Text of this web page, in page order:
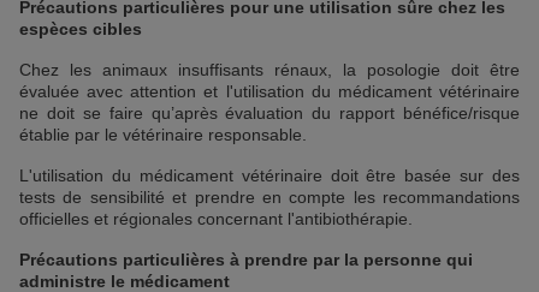
Précautions particulières pour une utilisation sûre chez les
espèces cibles
Chez les animaux insuffisants rénaux, la posologie doit être
évaluée avec attention et l'utilisation du médicament vétérinaire
ne doit se faire qu’après évaluation du rapport bénéfice/risque
établie par le vétérinaire responsable.
L'utilisation du médicament vétérinaire doit être basée sur des
tests de sensibilité et prendre en compte les recommandations
officielles et régionales concernant l'antibiothérapie.
Précautions particulières à prendre par la personne qui
administre le médicament